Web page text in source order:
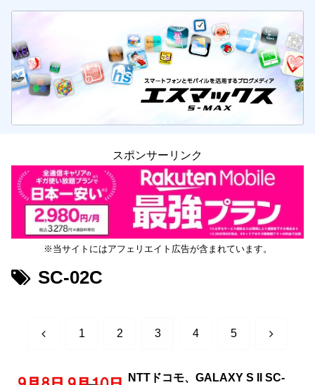
スポンサーリンク
※当サイトにはアフェリエイト広告が含まれています。
SC-02C
前 1 2 3 4 5 次
NTTドコモ、GALAXY S II SC-